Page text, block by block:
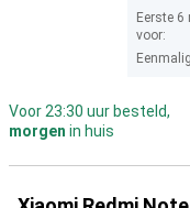
Eerste
voor:
Voor 23:30 uur besteld,
morgen in huis